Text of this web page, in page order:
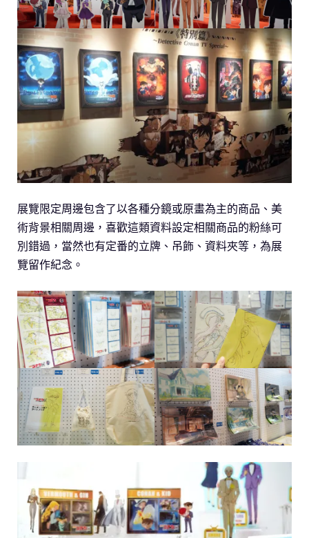
展覽限定周邊包含了以各種分鏡或原畫為主的商品、美
術背景相關周邊，喜歡這類資料設定相關商品的粉絲可
別錯過，當然也有定番的立牌、吊飾、資料夾等，為展
覽留作紀念。